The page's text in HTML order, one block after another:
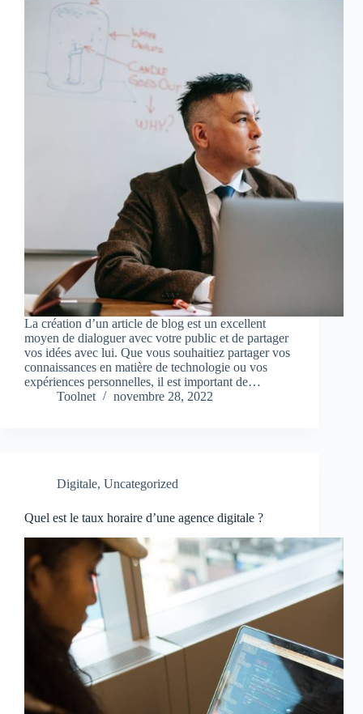
La création d’un article de blog est un excellent
moyen de dialoguer avec votre public et de partager
vos idées avec lui. Que vous souhaitiez partager vos
connaissances en matière de technologie ou vos
expériences personnelles, il est important de…
Toolnet
novembre 28, 2022
Digitale, Uncategorized
Quel est le taux horaire d’une agence digitale ?